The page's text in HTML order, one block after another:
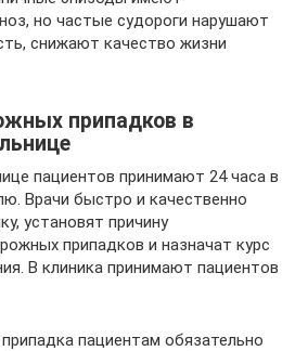
но частые судороги нарушают
снижают качество жизни
припадков в
пациентов принимают 24 часа в
Врачи быстро и качественно
установят причину
припадков и назначат курс
В клиника принимают пациентов
пациентам обязательно